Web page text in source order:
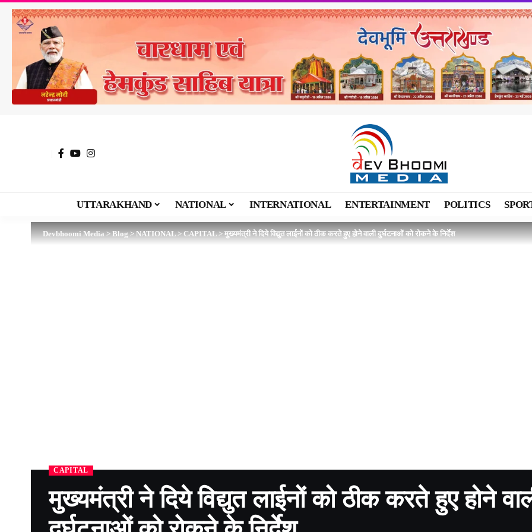
UTTARAKHAND NATIONAL INTERNATIONAL ENTERTAINMENT POLITICS
Devbhoomi Media>Blog>NATIONAL>CAPITAL>मुख्यमंत्री ने दिये विद्युत लाईनों को ठीक करते हुए होने वाली दुर्घटनाओं को रोकने के निर्देश
CAPITAL
मुख्यमंत्री ने दिये विद्युत लाईनों को ठीक करते हुए होने